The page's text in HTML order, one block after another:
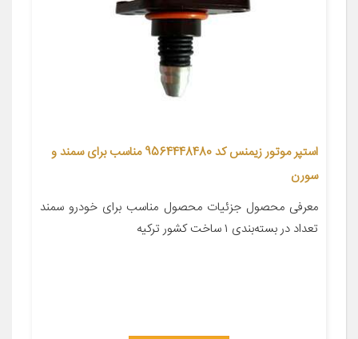
استپر موتور زیمنس کد 9564448480 مناسب برای سمند و
سورن
معرفی محصول جزئیات محصول مناسب برای خودرو سمند
تعداد در بسته‌بندی ۱ ساخت کشور ترکیه